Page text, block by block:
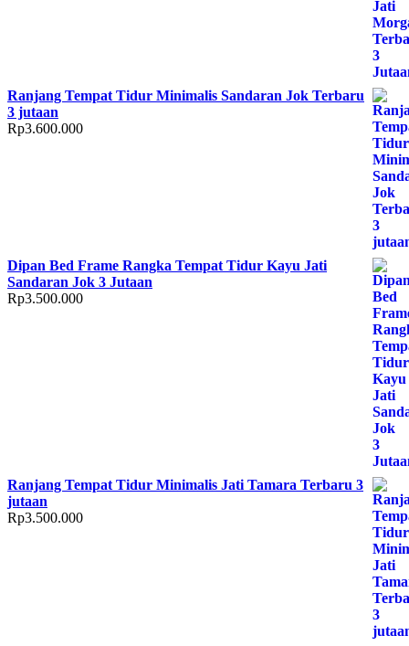
Ranjang Tempat Tidur Minimalis Sandaran Jok Terbaru
3 jutaan
Rp3.600.000
Dipan Bed Frame Rangka Tempat Tidur Kayu Jati
Sandaran Jok 3 Jutaan
Rp3.500.000
Ranjang Tempat Tidur Minimalis Jati Tamara Terbaru 3
jutaan
Rp3.500.000